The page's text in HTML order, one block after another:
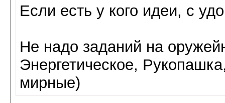
Если есть у кого идеи, с
Не надо заданий на
Энергетическое,
мирные)